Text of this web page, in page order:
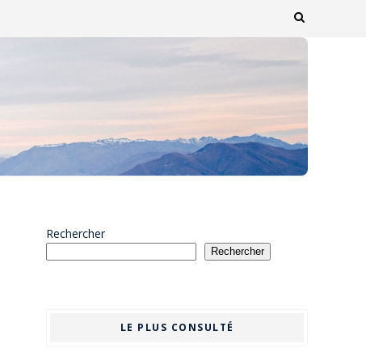
Rechercher
Rechercher
LE PLUS CONSULTÉ